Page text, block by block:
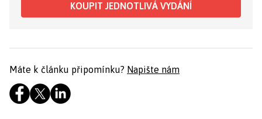
KOUPIT JEDNOTLIVÁ VYDÁNÍ
Máte k článku připomínku? Napište nám